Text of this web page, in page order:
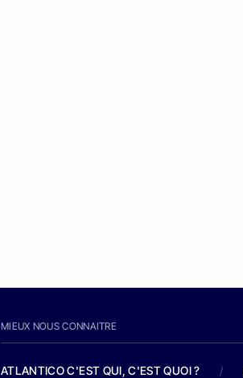
MIEUX NOUS CONNAITRE
ATLANTICO C'EST QUI, C'EST QUOI ? /